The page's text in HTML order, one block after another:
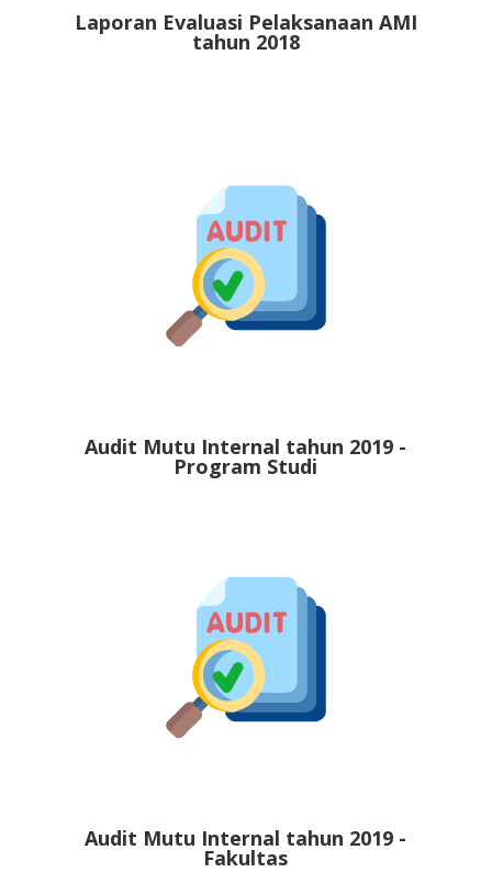
Laporan Evaluasi Pelaksanaan AMI
tahun 2018
Audit Mutu Internal tahun 2019 -
Program Studi
Audit Mutu Internal tahun 2019 -
Fakultas